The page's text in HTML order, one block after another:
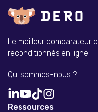
Le meilleur comparateur
reconditionnés en ligne.
Qui sommes-nous ?
Ressources